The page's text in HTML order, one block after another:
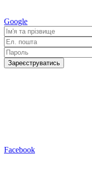
Google
Зареєструватись
Facebook